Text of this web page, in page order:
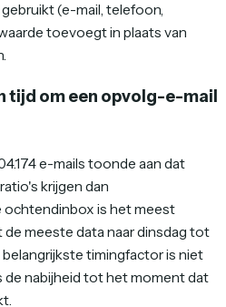
(e-mail, telefoon,
toevoegt in plaats van
tijd om een opvolg-e-mail
e-mails toonde aan dat
krijgen dan
is het meest
de meeste data naar dinsdag tot
timingfactor is niet
de nabijheid tot het moment dat